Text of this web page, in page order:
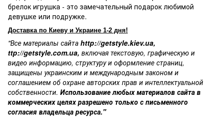
брелок игрушка - это замечательный подарок любимой
девушке или подружке.
Доставка по Киеву и Украине 1-2 дня!
"Все материалы сайта http://getstyle.kiev.ua,
ttp://getstyle.com.ua, включая текстовую, графическую и
видео информацию, структуру и оформление страниц,
защищены украинским и международным законом и
соглашением об охране авторских прав и интеллектуальной
собственности. Использование любых материалов сайта в
коммерческих целях разрешено только с письменного
согласия владельца ресурса."